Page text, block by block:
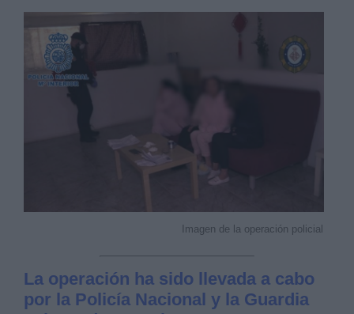
Imagen de la operación policial
La operación ha sido llevada a cabo
por la Policía Nacional y la Guardia